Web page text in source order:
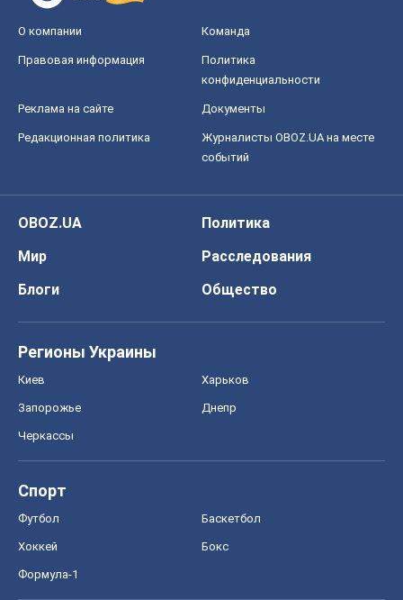
О компании Команда
Правовая информация
Политика
конфиденциальности
Реклама на сайте Документы
Редакционная политика
Журналисты OBOZ.UA на месте
событий
OBOZ.UA
Политика
Мир
Расследования
Блоги
Общество
Регионы Украины
Киев Харьков
Запорожье Днепр
Черкассы
Спорт
Футбол Баскетбол
Хоккей Бокс
Формула-1